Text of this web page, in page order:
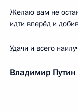
Желаю вам не
идти вперёд и
Удачи и всего
Владимир Путин